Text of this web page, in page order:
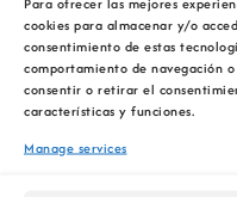
cookies para almacenar y/o
consentimiento de estas
comportamiento de navegación
consentir o retirar el
características y funciones.
Manage services
Facebook
X